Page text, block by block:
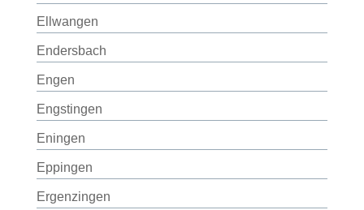
Ellwangen
Endersbach
Engen
Engstingen
Eningen
Eppingen
Ergenzingen